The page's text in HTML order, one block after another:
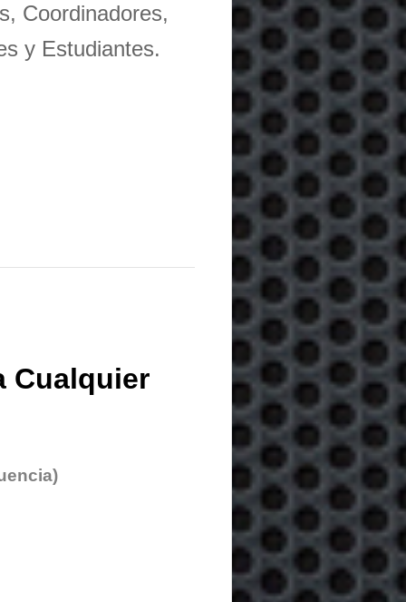
Coordinadores,
y Estudiantes.
Cualquier